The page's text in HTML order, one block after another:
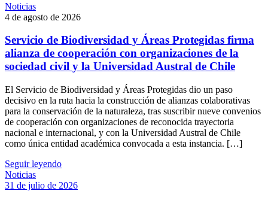
Noticias
4 de agosto de 2026
Servicio de Biodiversidad y Áreas Protegidas firma
alianza de cooperación con organizaciones de la
sociedad civil y la Universidad Austral de Chile
El Servicio de Biodiversidad y Áreas Protegidas dio un paso
decisivo en la ruta hacia la construcción de alianzas colaborativas
para la conservación de la naturaleza, tras suscribir nueve convenios
de cooperación con organizaciones de reconocida trayectoria
nacional e internacional, y con la Universidad Austral de Chile
como única entidad académica convocada a esta instancia. […]
Seguir leyendo
Noticias
31 de julio de 2026